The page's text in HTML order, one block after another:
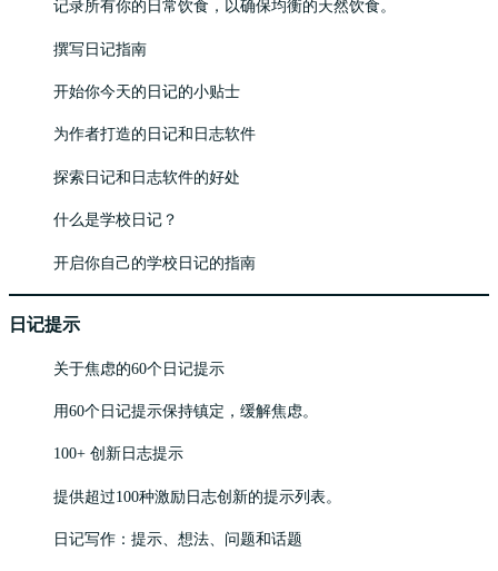
记录所有你的日常饮食，以确保均衡的天然饮食。
撰写日记指南
开始你今天的日记的小贴士
为作者打造的日记和日志软件
探索日记和日志软件的好处
什么是学校日记？
开启你自己的学校日记的指南
日记提示
关于焦虑的60个日记提示
用60个日记提示保持镇定，缓解焦虑。
100+ 创新日志提示
提供超过100种激励日志创新的提示列表。
日记写作：提示、想法、问题和话题